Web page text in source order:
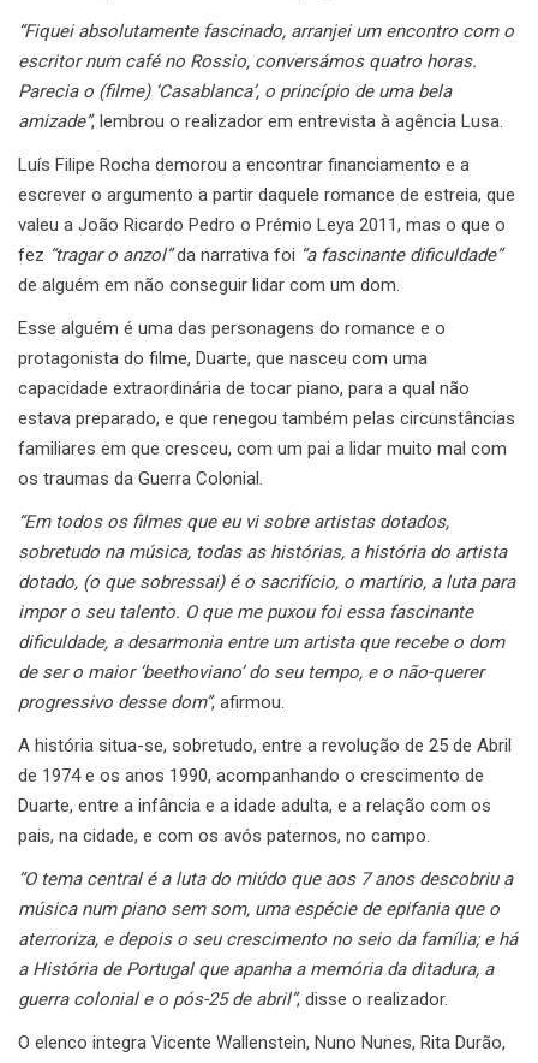
“Fiquei absolutamente fascinado, arranjei um encontro com o
escritor num café no Rossio, conversámos quatro horas.
Parecia o (filme) ‘Casablanca’, o princípio de uma bela
amizade”, lembrou o realizador em entrevista à agência Lusa.
Luís Filipe Rocha demorou a encontrar financiamento e a
escrever o argumento a partir daquele romance de estreia, que
valeu a João Ricardo Pedro o Prémio Leya 2011, mas o que o
fez “tragar o anzol”da narrativa foi “a fascinante dificuldade”
de alguém em não conseguir lidar com um dom.
Esse alguém é uma das personagens do romance e o
protagonista do filme, Duarte, que nasceu com uma
capacidade extraordinária de tocar piano, para a qual não
estava preparado, e que renegou também pelas circunstâncias
familiares em que cresceu, com um pai a lidar muito mal com
os traumas da Guerra Colonial.
“Em todos os filmes que eu vi sobre artistas dotados,
sobretudo na música, todas as histórias, a história do artista
dotado, (o que sobressai) é o sacrifício, o martírio, a luta para
impor o seu talento. O que me puxou foi essa fascinante
dificuldade, a desarmonia entre um artista que recebe o dom
de ser o maior ‘beethoviano’ do seu tempo, e o não-querer
progressivo desse dom”, afirmou.
A história situa-se, sobretudo, entre a revolução de 25 de Abril
de 1974 e os anos 1990, acompanhando o crescimento de
Duarte, entre a infância e a idade adulta, e a relação com os
pais, na cidade, e com os avós paternos, no campo.
“O tema central é a luta do miúdo que aos 7 anos descobriu a
música num piano sem som, uma espécie de epifania que o
aterroriza, e depois o seu crescimento no seio da família; e há
a História de Portugal que apanha a memória da ditadura, a
guerra colonial e o pós-25 de abril”, disse o realizador.
O elenco integra Vicente Wallenstein, Nuno Nunes, Rita Durão,